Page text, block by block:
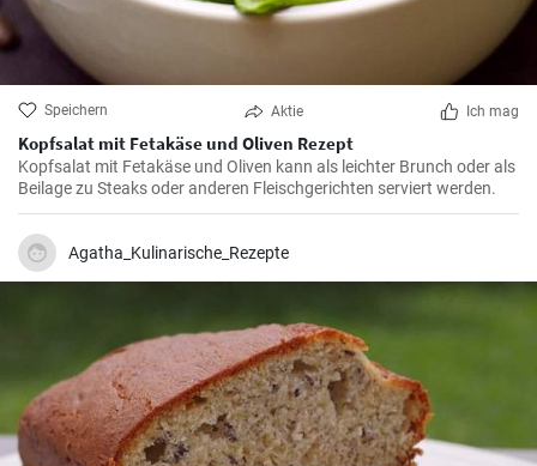
Speichern Aktie Ich mag
Kopfsalat mit Fetakäse und Oliven Rezept
Kopfsalat mit Fetakäse und Oliven kann als leichter Brunch oder als
Beilage zu Steaks oder anderen Fleischgerichten serviert werden.
Agatha_Kulinarische_Rezepte